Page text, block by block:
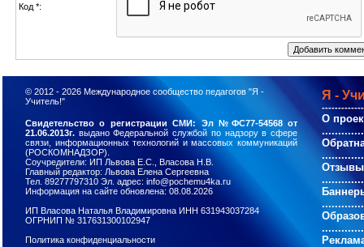
Код *:
© 2012 - 2026 Международное сообщество педагогов "Я -
Учитель!"
Я -
О
Отзывы
Свидетельство о регистрации СМИ: Эл №ФС77-54568 от
21.06.2013г. выдано Федеральной службой по надзору в сфере
связи, информационных технологий и массовых коммуникаций
(РОСКОМНАДЗОР).
Соучредители: ИП Львова Е.С., Власова Н.В.
Главный редактор: Львова Елена Сергеевна
Тел. 89277797310 Эл. адрес: info@pochemu4ka.ru
Информация на сайте обновлена: 08.08.2026
ИП Власова Наталья Владимировна ИНН 631943037284
ОГРНИП № 317631300102947
Политика конфиденциальности